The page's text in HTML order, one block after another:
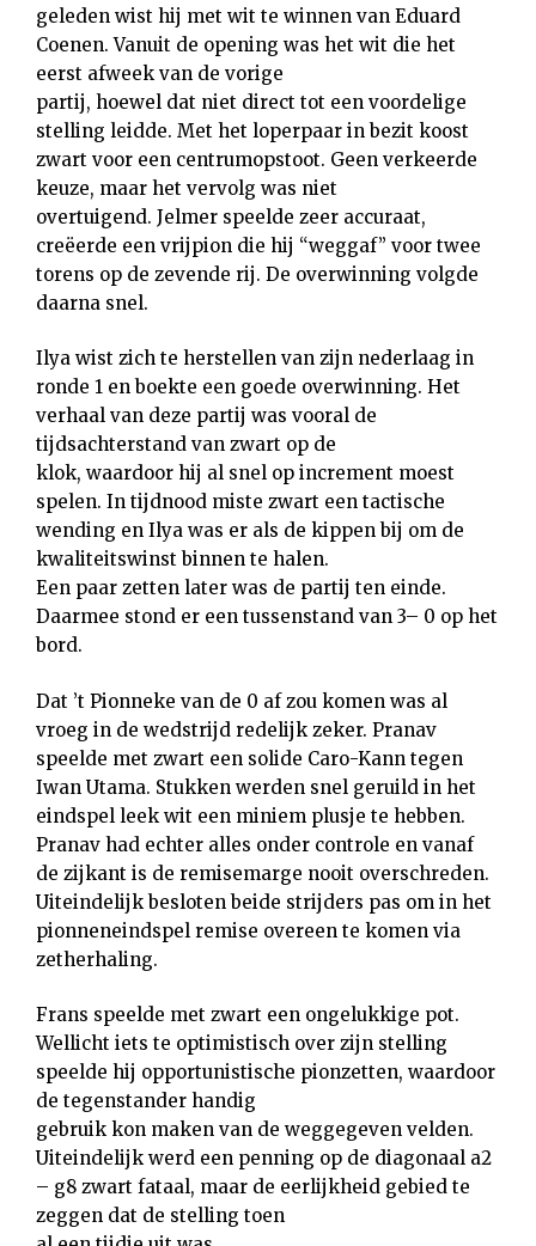
geleden wist hij met wit te winnen van Eduard
Coenen. Vanuit de opening was het wit die het
eerst afweek van de vorige
partij, hoewel dat niet direct tot een voordelige
stelling leidde. Met het loperpaar in bezit koost
zwart voor een centrumopstoot. Geen verkeerde
keuze, maar het vervolg was niet
overtuigend. Jelmer speelde zeer accuraat,
creëerde een vrijpion die hij “weggaf” voor twee
torens op de zevende rij. De overwinning volgde
daarna snel.
Ilya wist zich te herstellen van zijn nederlaag in
ronde 1 en boekte een goede overwinning. Het
verhaal van deze partij was vooral de
tijdsachterstand van zwart op de
klok, waardoor hij al snel op increment moest
spelen. In tijdnood miste zwart een tactische
wending en Ilya was er als de kippen bij om de
kwaliteitswinst binnen te halen.
Een paar zetten later was de partij ten einde.
Daarmee stond er een tussenstand van 3– 0 op het
bord.
Dat ’t Pionneke van de 0 af zou komen was al
vroeg in de wedstrijd redelijk zeker. Pranav
speelde met zwart een solide Caro-Kann tegen
Iwan Utama. Stukken werden snel geruild in het
eindspel leek wit een miniem plusje te hebben.
Pranav had echter alles onder controle en vanaf
de zijkant is de remisemarge nooit overschreden.
Uiteindelijk besloten beide strijders pas om in het
pionneneindspel remise overeen te komen via
zetherhaling.
Frans speelde met zwart een ongelukkige pot.
Wellicht iets te optimistisch over zijn stelling
speelde hij opportunistische pionzetten, waardoor
de tegenstander handig
gebruik kon maken van de weggegeven velden.
Uiteindelijk werd een penning op de diagonaal a2
– g8 zwart fataal, maar de eerlijkheid gebied te
zeggen dat de stelling toen